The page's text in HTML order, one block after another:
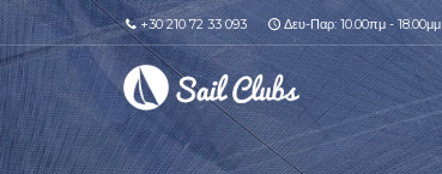
+30 210 72 33 093 Δευ-Παρ: 10.00πμ - 18.00μμ